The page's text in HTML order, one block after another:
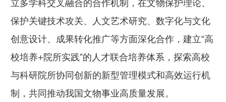
立多学科交叉融合的合作机制，在文物保护理论、
保护关键技术攻关、人文艺术研究、数字化与文化
创意设计、成果转化推广等方面深化合作，建立“高
校培养+院所实践”的人才联合培养体系，探索高校
与科研院所协同创新的新型管理模式和高效运行机
制，共同推动我国文物事业高质量发展。